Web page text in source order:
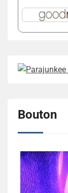
Bouton